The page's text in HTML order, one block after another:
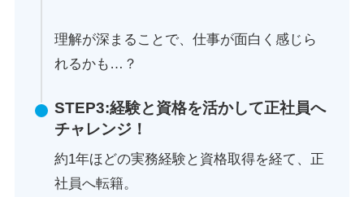
理解が深まることで、仕事が面白く感じら
れるかも…？
STEP3:経験と資格を活かして正社員へ
チャレンジ！
約1年ほどの実務経験と資格取得を経て、正
社員へ転籍。